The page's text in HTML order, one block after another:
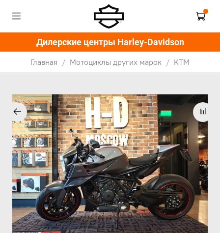
Дилерские центры Harley-Davidson
Главная Мотоциклы других марок KTM